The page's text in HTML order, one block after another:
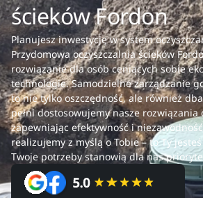
ścieków Fordon
Planujesz inwestycję w system
Przydomowa oczyszczalnia ścieków
rozwiązanie dla osób ceniących sobie
technologie. Samodzielne zarządzanie
to nie tylko oszczędność, ale również
pełni dostosowujemy nasze
zapewniając efektywność i
realizujemy z myślą o Tobie – to Ty
Twoje potrzeby stanowią dla nas